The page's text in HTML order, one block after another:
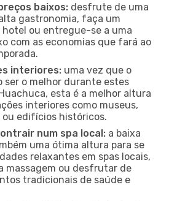
baixos: desfrute de uma
gastronomia, faça um
hotel ou entregue-se a uma
com as economias que fará ao
interiores: uma vez que o
ser o melhor durante estes
esta é a melhor altura
interiores como museus,
ou edifícios históricos.
num spa local: a baixa
uma ótima altura para se
relaxantes em spas locais,
massagem ou desfrutar de
tradicionais de saúde e